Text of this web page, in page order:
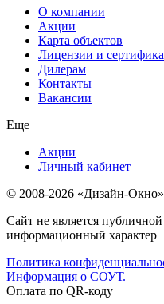
О компании
Акции
Карта объектов
Лицензии и
Дилерам
Контакты
Вакансии
Еще
Акции
Личный кабинет
© 2008-2026 «Дизайн-
Сайт не является
информационный характер
Политика
Информация о СОУТ.
Оплата по QR-коду